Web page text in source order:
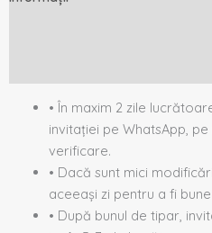
• În maxim 2 zile
invitației pe WhatsApp,
verificare.
• Dacă sunt mici
aceeași zi pentru a fi
• După bunul de tipar,